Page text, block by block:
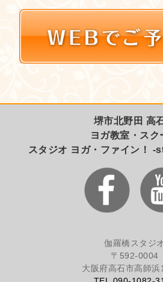
堺市北野田 高
ヨガ教室・スク
スタジオ ヨガ・ファイン！
伽羅橋スタジ
〒592-0004
大阪府高石市高師